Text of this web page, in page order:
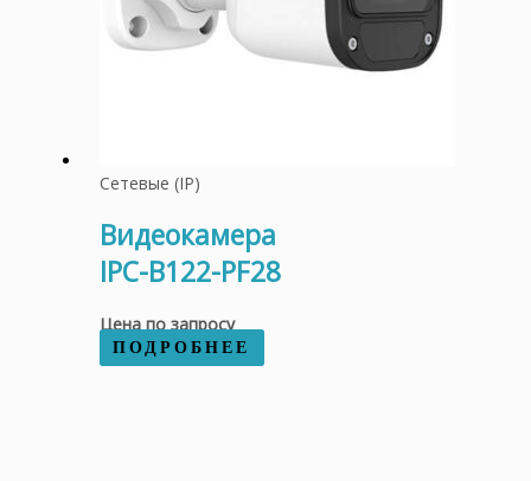
Сетевые (IP)
Видеокамера
IPC-B122-PF28
Цена по запросу
ПОДРОБНЕЕ